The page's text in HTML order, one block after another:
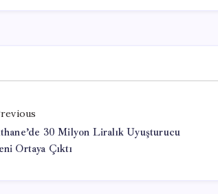
30 Milyon Liralık Uyuşturucu
Ortaya Çıktı